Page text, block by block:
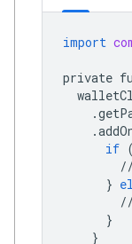
import
private
.
.
if (
//
}
//
}
}